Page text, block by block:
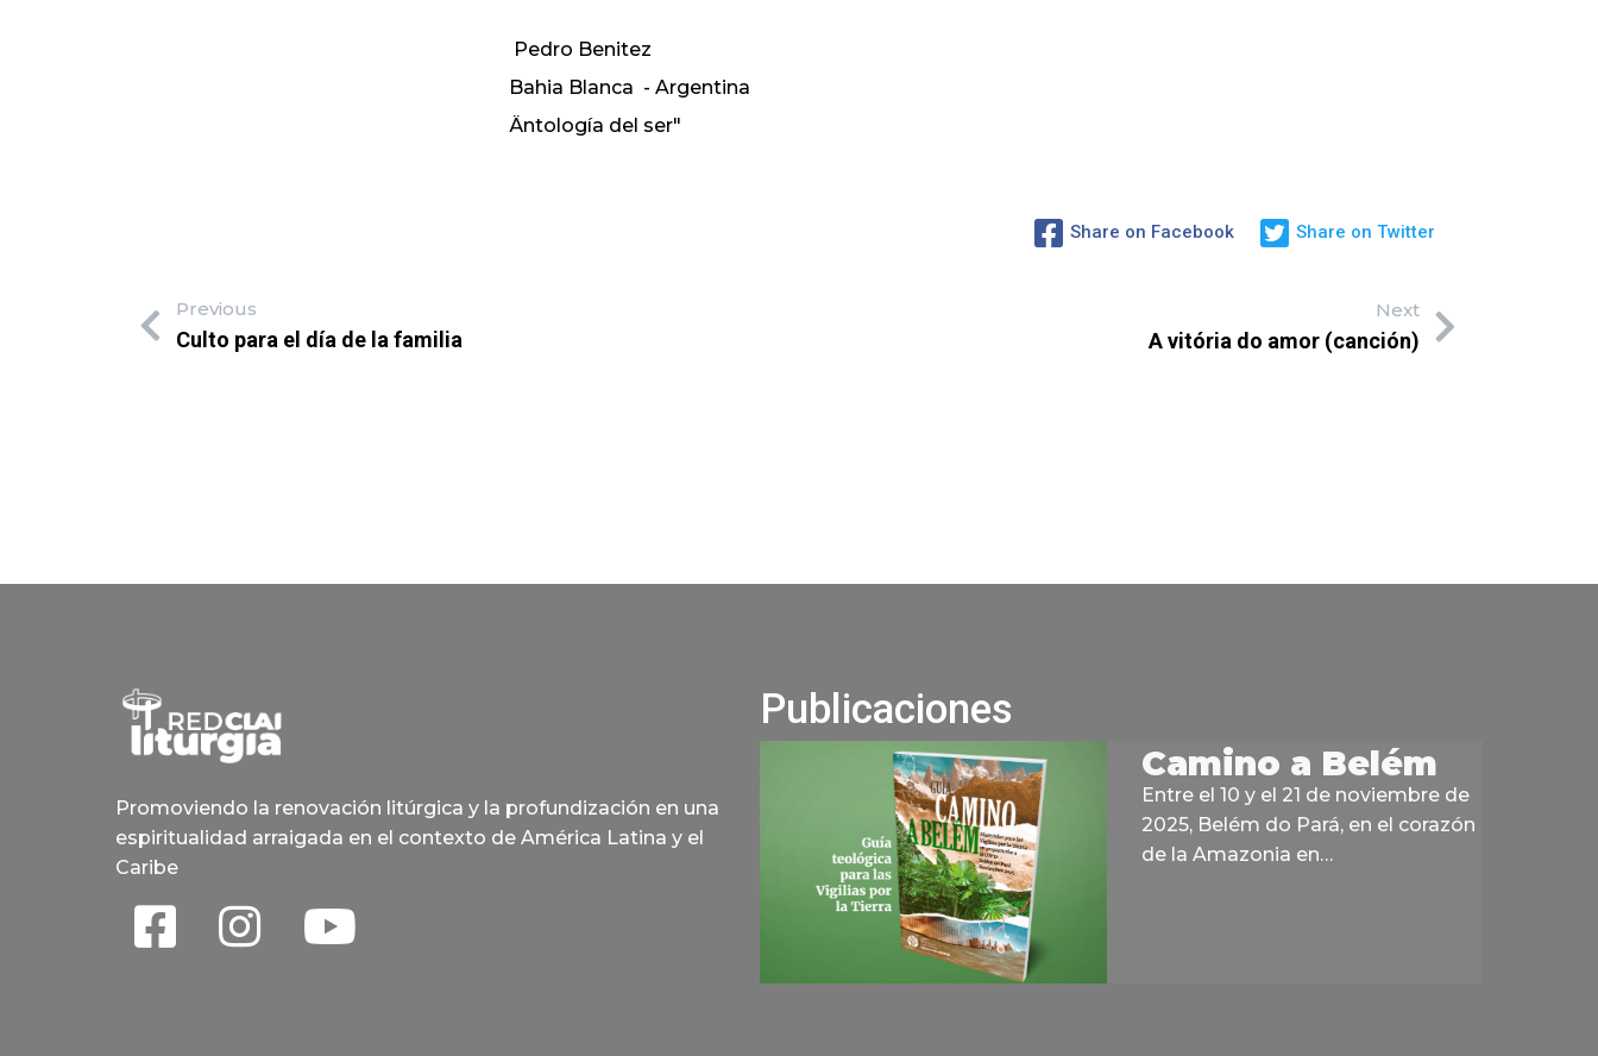
Pedro Benitez
Bahia Blanca - Argentina
Äntología del ser"
Share on Facebook Share on Twitter
Previous
Culto para el día de la familia
Next
A vitória do amor (canción)
Promoviendo la renovación litúrgica y la profundización en una
espiritualidad arraigada en el contexto de América Latina y el
Caribe
Publicaciones
Camino a Belém
Entre el 10 y el 21 de noviembre de
2025, Belém do Pará, en el corazón
de la Amazonia en…